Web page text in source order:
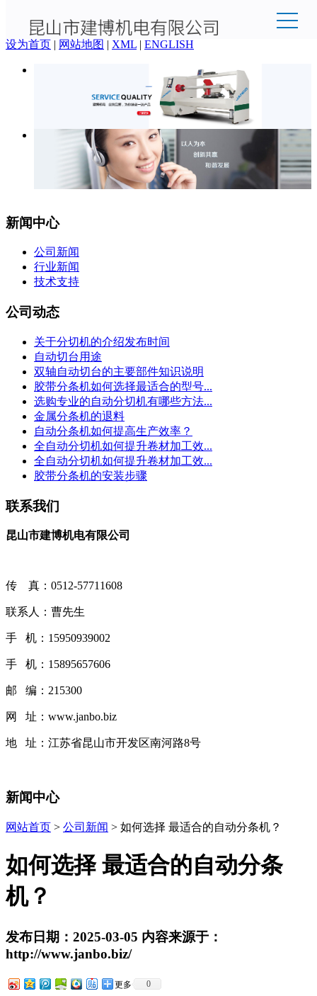
欢迎来到昆山市建博机电有限公司官网！
设为首页 | 网站地图 | XML | ENGLISH
新闻中心
公司新闻
行业新闻
技术支持
公司动态
关于分切机的介绍发布时间
自动切台用途
双轴自动切台的主要部件知识说明
胶带分条机如何选择最适合的型号...
选购专业的自动分切机有哪些方法...
金属分条机的退料
自动分条机如何提高生产效率？
全自动分切机如何提升卷材加工效...
全自动分切机如何提升卷材加工效...
胶带分条机的安装步骤
联系我们
昆山市建博机电有限公司
传 真：0512-57711608
联系人：曹先生
手 机：15950939002
手 机：15895657606
邮 编：215300
网 址：www.janbo.biz
地 址：江苏省昆山市开发区南河路8号
新闻中心
网站首页 > 公司新闻 > 如何选择 最适合的自动分条机？
如何选择 最适合的自动分条
机？
发布日期：2025-03-05 内容来源于：
http://www.janbo.biz/
更多 0